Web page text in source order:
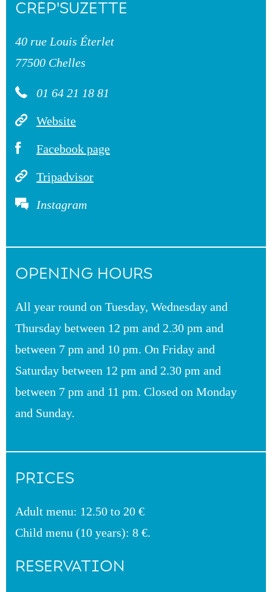
CRÊP'SUZETTE
40 rue Louis Éterlet
77500 Chelles
01 64 21 18 81
Website
Facebook page
Tripadvisor
Instagram
OPENING HOURS
All year round on Tuesday, Wednesday and
Thursday between 12 pm and 2.30 pm and
between 7 pm and 10 pm. On Friday and
Saturday between 12 pm and 2.30 pm and
between 7 pm and 11 pm. Closed on Monday
and Sunday.
PRICES
Adult menu: 12.50 to 20 €
Child menu (10 years): 8 €.
RESERVATION